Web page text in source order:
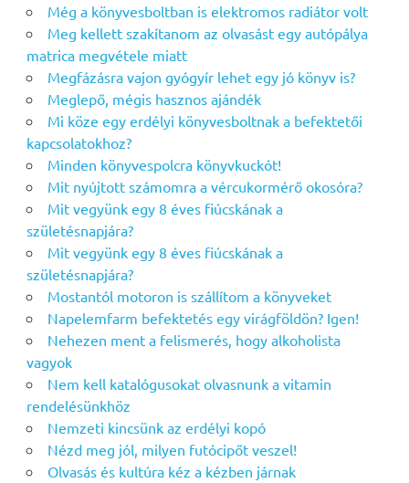
Még a könyvesboltban is elektromos radiátor volt
Meg kellett szakítanom az olvasást egy autópálya
matrica megvétele miatt
Megfázásra vajon gyógyír lehet egy jó könyv is?
Meglepő, mégis hasznos ajándék
Mi köze egy erdélyi könyvesboltnak a befektetői
kapcsolatokhoz?
Minden könyvespolcra könyvkuckót!
Mit nyújtott számomra a vércukormérő okosóra?
Mit vegyünk egy 8 éves fiúcskának a
születésnapjára?
Mit vegyünk egy 8 éves fiúcskának a
születésnapjára?
Mostantól motoron is szállítom a könyveket
Napelemfarm befektetés egy virágföldön? Igen!
Nehezen ment a felismerés, hogy alkoholista
vagyok
Nem kell katalógusokat olvasnunk a vitamin
rendelésünkhöz
Nemzeti kincsünk az erdélyi kopó
Nézd meg jól, milyen futócipőt veszel!
Olvasás és kultúra kéz a kézben járnak